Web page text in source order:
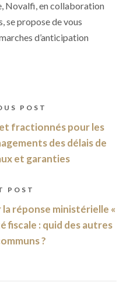
Novalfi, en collaboration
se propose de vous
d’anticipation
POST
fractionnés pour les
des délais de
et garanties
POST
réponse ministérielle «
fiscale : quid des autres
?